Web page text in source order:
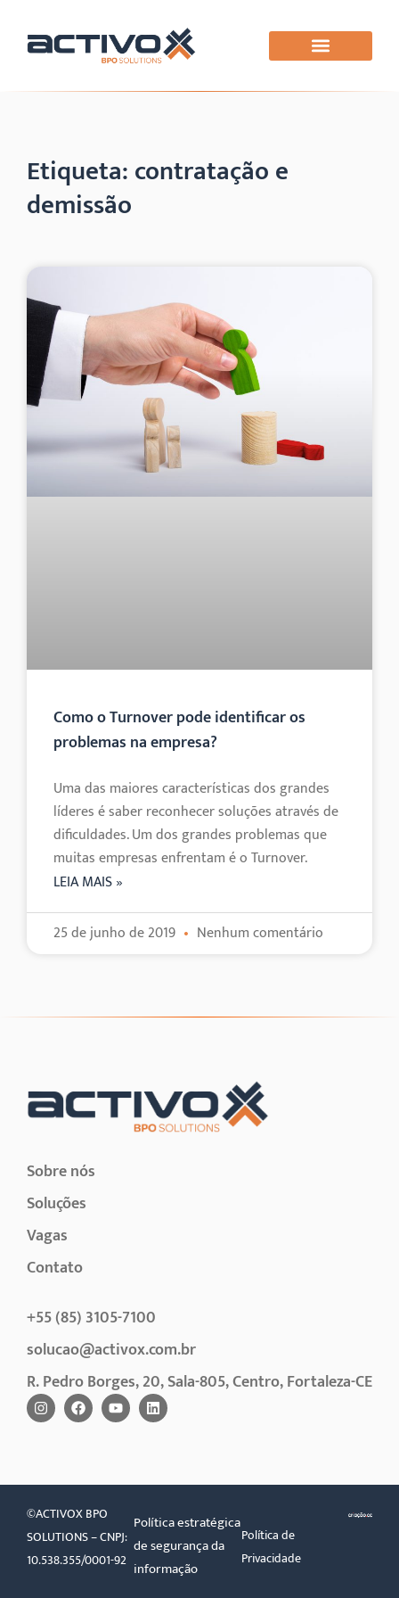
Etiqueta: contratação e
demissão
Como o Turnover pode identificar os
problemas na empresa?
Uma das maiores características dos grandes
líderes é saber reconhecer soluções através de
dificuldades. Um dos grandes problemas que
muitas empresas enfrentam é o Turnover.
LEIA MAIS »
25 de junho de 2019 Nenhum comentário
Sobre nós
Soluções
Vagas
Contato
+55 (85) 3105-7100
solucao@activox.com.br
R. Pedro Borges, 20, Sala-805, Centro, Fortaleza-CE
©ACTIVOX BPO
SOLUTIONS – CNPJ:
10.538.355/0001-92
Política estratégica
de segurança da
informação
Política de
Privacidade